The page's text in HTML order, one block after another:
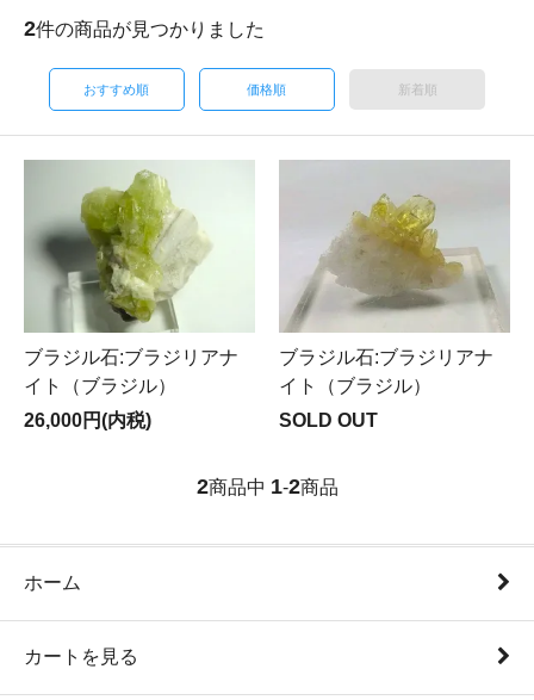
2件の商品が見つかりました
おすすめ順 価格順 新着順
ブラジル石:ブラジリアナ
イト（ブラジル）
26,000円(内税)
ブラジル石:ブラジリアナ
イト（ブラジル）
SOLD OUT
2商品中 1-2商品
ホーム
カートを見る